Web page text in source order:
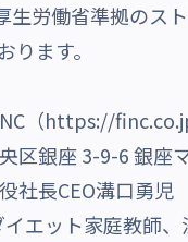
生労働省準拠のス
ります。
（https://
区銀座 3-9-6 銀座
社長CEO溝口勇児
エット家庭教師